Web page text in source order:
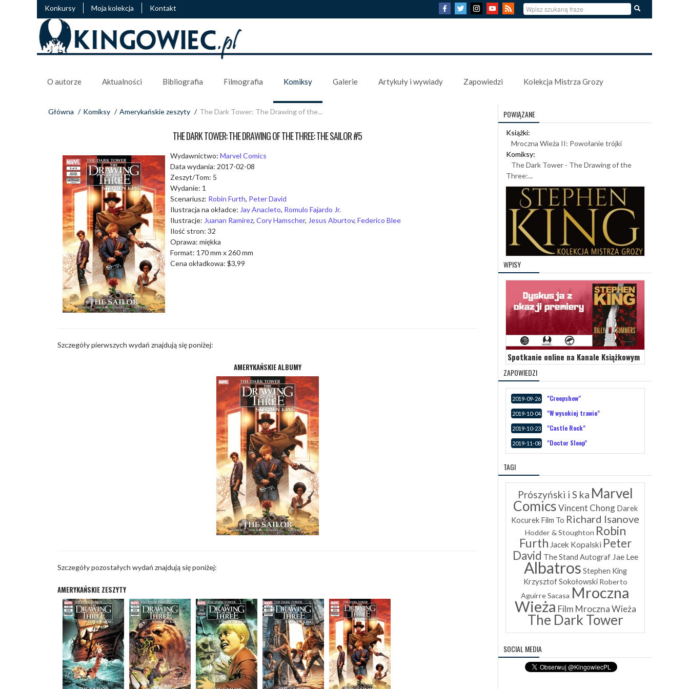
Konkursy Moja kolekcja Kontakt
O autorze Aktualności Bibliografia Filmografia Komiksy Galerie Artykuły i wywiady Zapowiedzi Kolekcja Mistrza Grozy
Główna / Komiksy / Amerykańskie zeszyty / The Dark Tower: The Drawing of the...
THE DARK TOWER: THE DRAWING OF THE THREE: THE SAILOR #5
Wydawnictwo: Marvel Comics
Data wydania: 2017-02-08
Zeszyt/Tom: 5
Wydanie: 1
Scenariusz: Robin Furth, Peter David
Ilustracja na okładce: Jay Anacleto, Romulo Fajardo Jr.
Ilustracje: Juanan Ramirez, Cory Hamscher, Jesus Aburtov, Federico Blee
Ilość stron: 32
Oprawa: miękka
Format: 170 mm x 260 mm
Cena okładkowa: $3,99
Szczegóły pierwszych wydań znajdują się poniżej:
AMERYKAŃSKIE ALBUMY
Szczegóły pozostałych wydań znajdują się poniżej:
AMERYKAŃSKIE ZESZYTY
POWIĄZANE
Książki:
Mroczna Wieża II: Powołanie trójki
Komiksy:
The Dark Tower - The Drawing of the
Three:...
WPISY
Spotkanie online na Kanale Książkowym
ZAPOWIEDZI
2019-09-26 "Creepshow"
2019-10-04 "W wysokiej trawie"
2019-10-23 "Castle Rock"
2019-11-08 "Doctor Sleep"
TAGI
Prószyński i S ka Marvel
ComicsVincent Chong Darek
Kocurek Film To Richard Isanove
Hodder & Stoughton Robin
Furth Jacek Kopalski Peter
David The Stand Autograf Jae Lee
Albatros Stephen King
Krzysztof Sokołowski Roberto
Aguirre Sacasa Mroczna
Wieża Film Mroczna Wieża
The Dark Tower
SOCIAL MEDIA